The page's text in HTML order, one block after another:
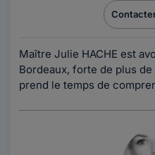
Maître Julie HACHE est
Bordeaux, forte de plus
prend le temps de